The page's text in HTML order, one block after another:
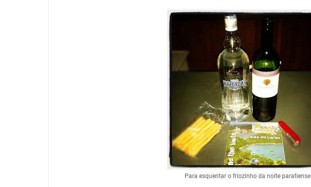
Para esquentar o friozinho da noite paratiense